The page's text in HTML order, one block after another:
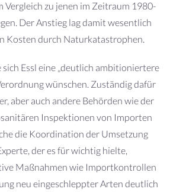
Vergleich zu jenen im Zeitraum 1980-
Der Anstieg lag damit wesentlich
Kosten durch Naturkatastrophen.
Essl eine „deutlich ambitioniertere
wünschen. Zuständig dafür
aber auch andere Behörden wie der
Inspektionen von Importen
die Koordination der Umsetzung
der es für wichtig hielte,
Maßnahmen wie Importkontrollen
neu eingeschleppter Arten deutlich